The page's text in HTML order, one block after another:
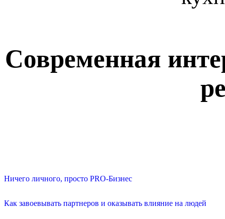
Современная
Ничего личного, просто PRO-Бизнес
Как завоевывать партнеров и оказывать влияние на людей